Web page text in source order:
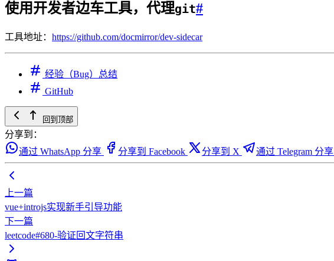
使用开发者边车工具，代理git#
工具地址： https://github.com/docmirror/dev-sidecar
经验（Bug）总结
GitHub
回到顶部
分享到：
通过 WhatsApp 分享
分享到 Facebook 分享到 X 通过 Telegram 分享
上一篇
vue+introjs实现新手引导功能
下一篇
leetcode#680-验证回文字符串